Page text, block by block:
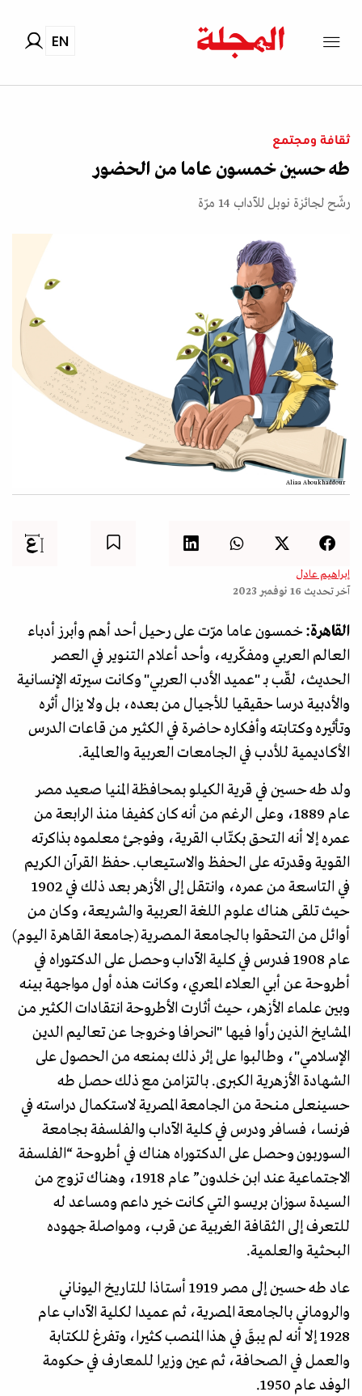
EN
ثقافة ومجتمع
طه حسين خمسون عاما من الحضور
رشّح لجائزة نوبل للآداب 14 مرّة
Aliaa Aboukhaddour
إبراهيم عادل
آخر تحديث 16 نوفمبر 2023
القاهرة:خمسون عاما مرّت على رحيل أحد أهم وأبرز أدباء
العالم العربي ومفكّريه، وأحد أعلام التنوير في العصر
الحديث، لقّب بـ "عميد الأدب العربي" وكانت سيرته الإنسانية
والأدبية درسا حقيقيا للأجيال من بعده، بل ولا يزال أثره
وتأثيره وكتابته وأفكاره حاضرة في الكثير من قاعات الدرس
الأكاديمية للأدب في الجامعات العربية والعالمية.
ولد طه حسين في قرية الكيلو بمحافظة المنيا صعيد مصر
عام 1889، وعلى الرغم من أنه كان كفيفا منذ الرابعة من
عمره إلا أنه التحق بكتّاب القرية، وفوجئ معلموه بذاكرته
القوية وقدرته على الحفظ والاستيعاب. حفظ القرآن الكريم
في التاسعة من عمره، وانتقل إلى الأزهر بعد ذلك في 1902
حيث تلقى هناك علوم اللغة العربية والشريعة، وكان من
أوائل من التحقوا بالجامعة الـمـصـرية (جامعة القاهرة اليوم)
عام 1908 فدرس في كلية الآداب وحصل على الدكتوراه في
أطروحة عن أبي العلاء المعري، وكانت هذه أول مواجهة بينه
وبين علماء الأزهر، حيث أثارت الأطروحة انتقادات الكثير من
المشايخ الذين رأوا فيها "انحرافا وخروجا عن تعاليم الدين
الإسلامي"، وطالبوا على إثر ذلك بمنعه من الحصول على
الشهادة الأزهرية الكبرى. بالتزامن مع ذلك حصل طه
حسينعـلى مــنـحة من الجامعة المصرية لاستكمال دراسته في
فرنسا، فسافر ودرس في كلية الآداب والفلسفة بجامعة
السوربون وحصل على الدكتوراه هناك في أطروحة “الفلسفة
الاجتماعية عند ابن خلدون” عام 1918، وهناك تزوج من
السيدة سوزان بريسو التي كانت خير داعم ومساعد له
للتعرف إلى الثقافة الغربية عن قرب، ومواصلة جهوده
البحثية والعلمية.
عاد طه حسين إلى مصر 1919 أستاذا للتاريخ اليوناني
والروماني بالجامعة المصرية، ثم عميدا لكلية الآداب عام
1928 إلا أنه لم يبقَ في هذا المنصب كثيرا، وتفرغ للكتابة
والعمل في الصحافة، ثم عين وزيرا للمعارف في حكومة
الوفد عام 1950.